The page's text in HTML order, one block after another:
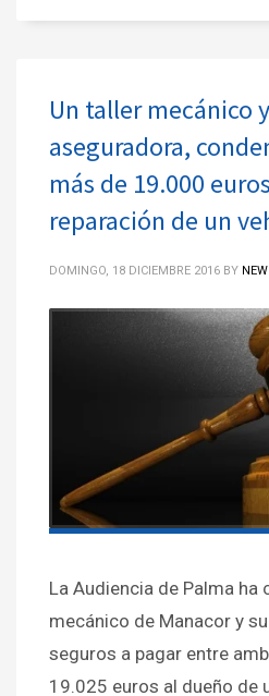
Un taller mecánico
aseguradora,
más de 19.000
reparación de un
DOMINGO, 18 DICIEMBRE 2016 BY
La Audiencia de Palma ha
mecánico de Manacor y
seguros a pagar entre
19.025 euros al dueño de